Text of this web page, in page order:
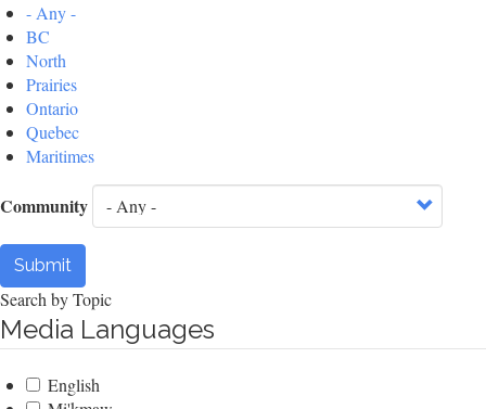
- Any -
BC
North
Prairies
Ontario
Quebec
Maritimes
Community
Submit
Search by Topic
Media Languages
English